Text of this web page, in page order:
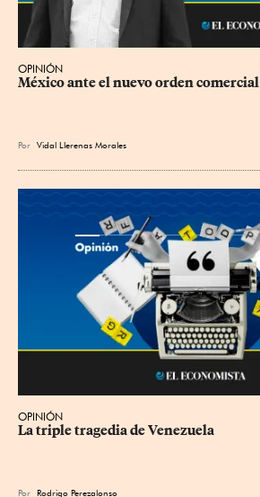
OPINIÓN
México ante el nuevo orden
Por Vidal Llerenas Morales
OPINIÓN
La triple tragedia de Venezuela
Por Rodrigo Perezalonso